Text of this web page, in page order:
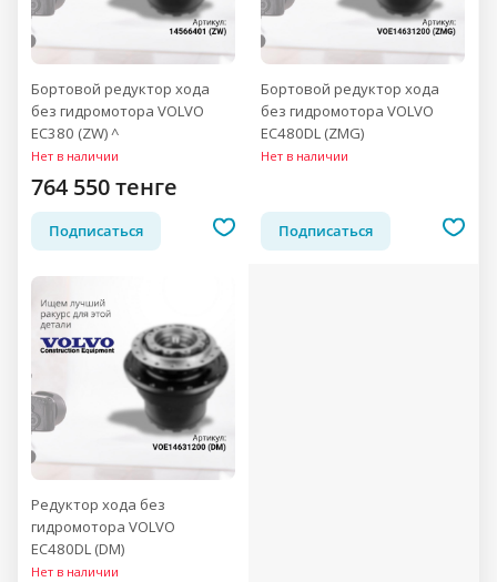
Бортовой редуктор хода
без гидромотора VOLVO
EC380 (ZW) ^
Нет в наличии
764 550 тенге
Подписаться
Бортовой редуктор хода
без гидромотора VOLVO
EC480DL (ZMG)
Нет в наличии
Подписаться
Редуктор хода без
гидромотора VOLVO
EC480DL (DM)
Нет в наличии